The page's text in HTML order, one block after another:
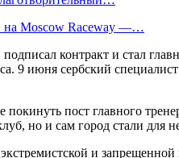
Moscow Raceway —…
контракт и стал
9 июня сербский
пост главного
но и сам город стали для
и